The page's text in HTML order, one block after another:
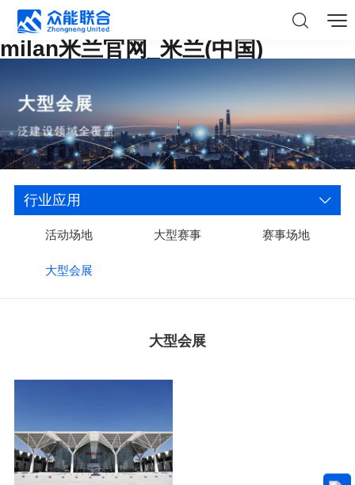
milan米兰官网_米兰(中国)
大型会展
泛建设领域全覆盖
行业应用
活动场地 大型赛事 赛事场地
大型会展
大型会展